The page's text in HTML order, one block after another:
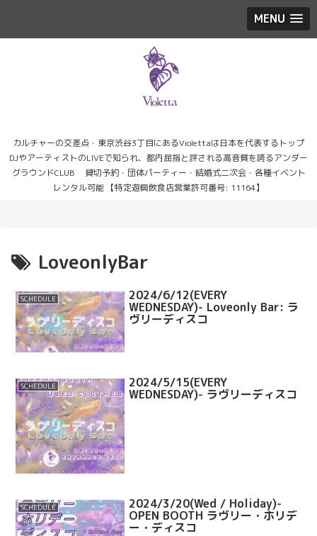
MENU
カルチャーの交差点・東京渋谷3丁目にあるViolettaは日本を代表するトップ
DJやアーティストのLIVEで知られ、都内屈指と評される高音質を誇るアンダー
グラウンドCLUB 貸切予約・団体パーティー・結婚式二次会・各種イベント
レンタル可能 【特定遊興飲食店営業許可番号: 11164】
LoveonlyBar
SCHEDULE 2024/6/12(EVERY
WEDNESDAY)- Loveonly Bar: ラ
ヴリーディスコ
SCHEDULE 2024/5/15(EVERY
WEDNESDAY)- ラヴリーディスコ
SCHEDULE 2024/3/20(Wed / Holiday)-
OPEN BOOTH ラヴリー・ホリデ
ー・ディスコ